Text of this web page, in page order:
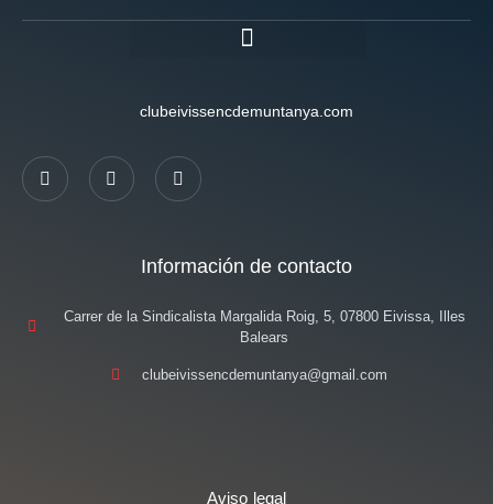
clubeivissencdemuntanya.com
Información de contacto
Carrer de la Sindicalista Margalida Roig, 5, 07800 Eivissa, Illes
Balears
clubeivissencdemuntanya@gmail.com
Aviso legal